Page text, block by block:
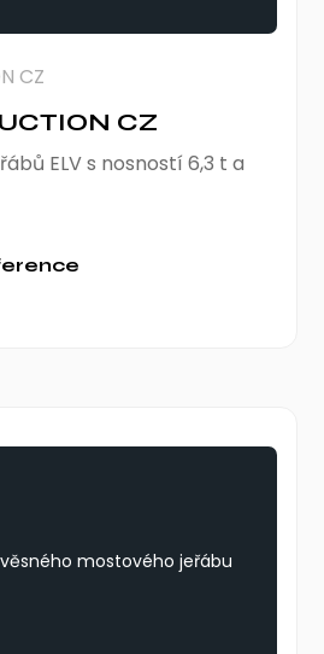
CZ
CZ
ELV s nosností 6,3 t a
mostového jeřábu